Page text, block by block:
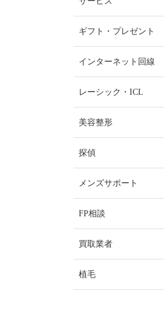
ギフト・プレゼント
インターネット回線
レーシック・ICL
美容整形
探偵
メンズサポート
FP相談
買取業者
植毛